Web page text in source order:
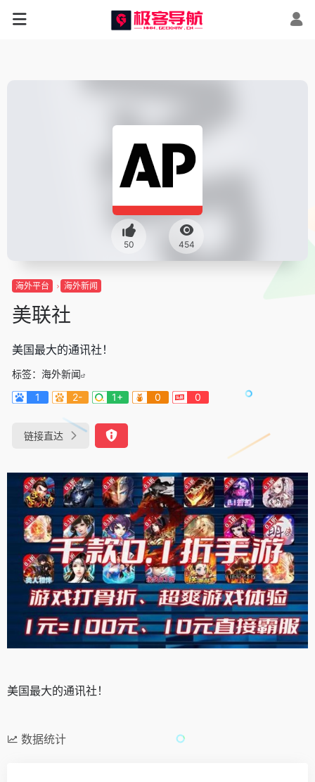
50 454
海外平台 海外新闻
美联社
美国最大的通讯社！
标签： 海外新闻
1
2- 1+ 0 0
链接直达
美国最大的通讯社！
数据统计